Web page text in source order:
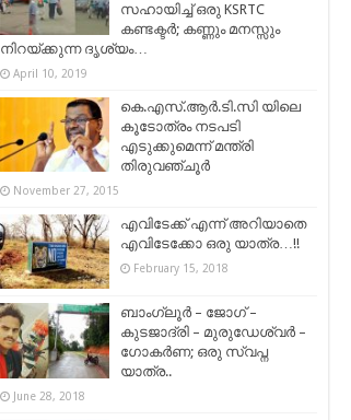
സഹായിച്ച് ഒരു KSRTC
കണ്ടക്ടർ; കണ്ണും മനസ്സും
നിറയ്ക്കുന്ന ദൃശ്യം…
April 10, 2019
കെ.എസ്.ആര്‍.ടി.സി യിലെ
കൂടോത്രം നടപടി
എടുക്കുമെന്ന് മന്ത്രി
തിരുവഞ്ചൂര്‍
November 27, 2015
എവിടേക്ക് എന്ന് അറിയാതെ
എവിടേക്കോ ഒരു യാത്ര…!!
February 15, 2018
ബാംഗ്ലൂർ – ജോഗ് –
കുടജാദ്രി – മുരുഡേശ്വർ –
ഗോകർണ; ഒരു സ്വപ്ന
യാത്ര..
June 28, 2018